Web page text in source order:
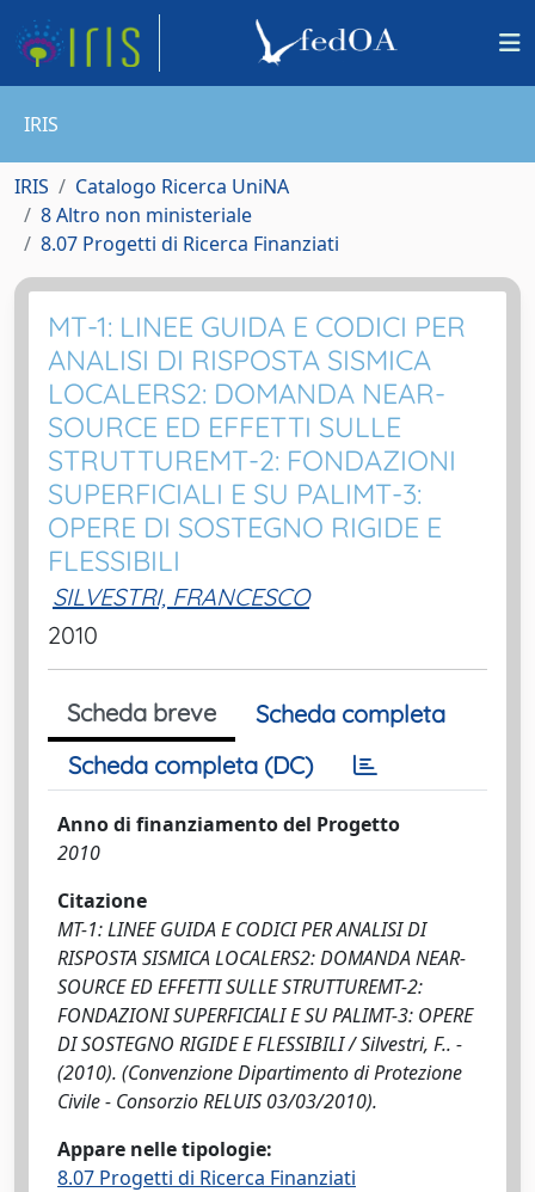
IRIS
IRIS
Catalogo Ricerca UniNA
8 Altro non ministeriale
8.07 Progetti di Ricerca Finanziati
MT-1: LINEE GUIDA E CODICI PER
ANALISI DI RISPOSTA SISMICA
LOCALERS2: DOMANDA NEAR-
SOURCE ED EFFETTI SULLE
STRUTTUREMT-2: FONDAZIONI
SUPERFICIALI E SU PALIMT-3:
OPERE DI SOSTEGNO RIGIDE E
FLESSIBILI
SILVESTRI, FRANCESCO
2010
Scheda breve
Scheda completa
Scheda completa (DC)
Anno di finanziamento del Progetto
2010
Citazione
MT-1: LINEE GUIDA E CODICI PER ANALISI DI
RISPOSTA SISMICA LOCALERS2: DOMANDA NEAR-
SOURCE ED EFFETTI SULLE STRUTTUREMT-2:
FONDAZIONI SUPERFICIALI E SU PALIMT-3: OPERE
DI SOSTEGNO RIGIDE E FLESSIBILI / Silvestri, F.. -
(2010). (Convenzione Dipartimento di Protezione
Civile - Consorzio RELUIS 03/03/2010).
Appare nelle tipologie:
8.07 Progetti di Ricerca Finanziati